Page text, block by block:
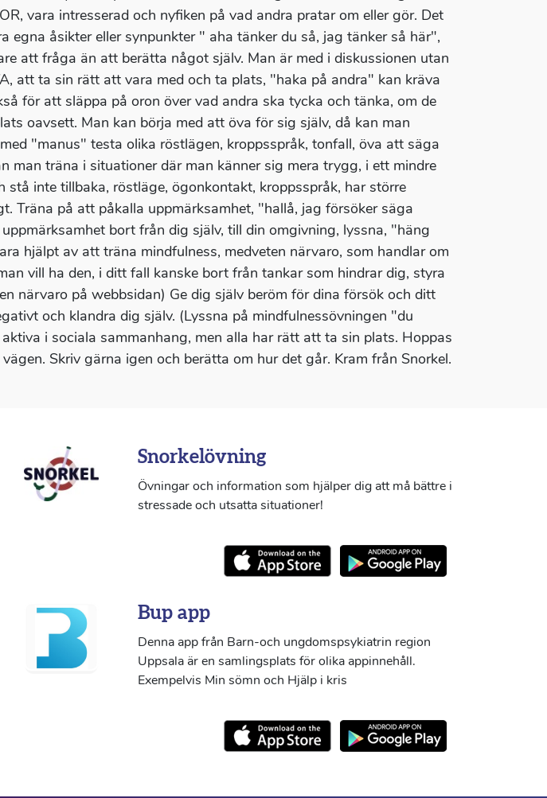
vara intresserad och nyfiken på vad andra pratar om eller gör. Det
egna åsikter eller synpunkter " aha tänker du så, jag tänker så här",
att fråga än att berätta något själv. Man är med i diskussionen utan
att ta sin rätt att vara med och ta plats, "haka på andra" kan kräva
för att släppa på oron över vad andra ska tycka och tänka, om de
oavsett. Man kan börja med att öva för sig själv, då kan man
"manus" testa olika röstlägen, kroppsspråk, tonfall, öva att säga
man träna i situationer där man känner sig mera trygg, i ett mindre
stå inte tillbaka, röstläge, ögonkontakt, kroppsspråk, har större
Träna på att påkalla uppmärksamhet, "hallå, jag försöker säga
bort från dig själv, till din omgivning, lyssna, "häng
hjälpt av att träna mindfulness, medveten närvaro, som handlar om
vill ha den, i ditt fall kanske bort från tankar som hindrar dig, styra
närvaro på webbsidan) Ge dig själv beröm för dina försök och ditt
och klandra dig själv. (Lyssna på mindfulnessövningen "du
i sociala sammanhang, men alla har rätt att ta sin plats. Hoppas
Skriv gärna igen och berätta om hur det går. Kram från Snorkel.
Snorkelövning
Övningar och information som hjälper dig att må bättre i
stressade och utsatta situationer!
Bup app
Denna app från Barn-och ungdomspsykiatrin region
Uppsala är en samlingsplats för olika appinnehåll.
Exempelvis Min sömn och Hjälp i kris